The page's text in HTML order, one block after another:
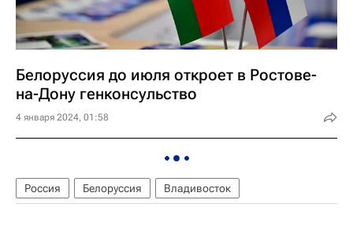
Белоруссия до июля откроет в Ростове-
на-Дону генконсульство
4 января 2024, 01:58
Россия Белоруссия Владивосток